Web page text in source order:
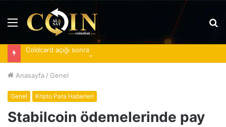
Menü
Anasayfa / Genel
Genel Kripto Para Haberleri
Stabilcoin ödemelerinde pay